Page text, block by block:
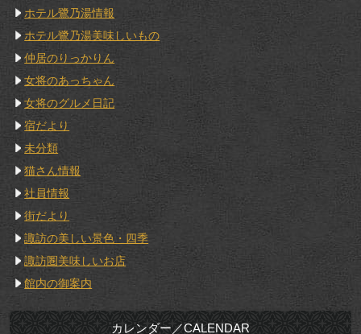
ホテル鷺乃湯情報
ホテル鷺乃湯美味しいもの
仲居のりっかりん
女将のあっちゃん
女将のグルメ日記
宿だより
未分類
猫さん情報
社員情報
街だより
諏訪の美しい景色・四季
諏訪圏美味しいお店
館内の御案内
カレンダー／CALENDAR